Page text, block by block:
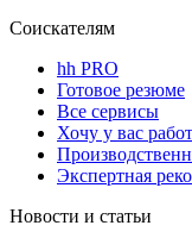
Соискателям
hh PRO
Готовое резюме
Все сервисы
Хочу у вас
Экспертная
Новости и статьи